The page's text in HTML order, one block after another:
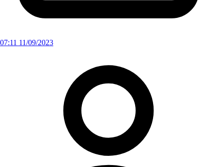
07:11 11/09/2023